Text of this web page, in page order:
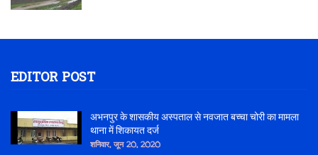
EDITOR POST
अभनपुर के शासकीय अस्पताल से नवजात बच्चा चोरी का मामला
थाना में शिकायत दर्ज
शनिवार, जून 20, 2020